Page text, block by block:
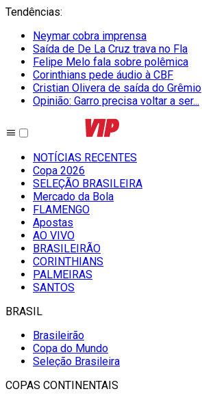
Tendências:
Neymar cobra imprensa
Saída de De La Cruz trava no Fla
Felipe Melo fala sobre polêmica
Corinthians pede áudio à CBF
Cristian Olivera de saída do Grêmio
Opinião: Garro precisa voltar a ser...
NOTÍCIAS RECENTES
Copa 2026
SELEÇÃO BRASILEIRA
Mercado da Bola
FLAMENGO
Apostas
AO VIVO
BRASILEIRÃO
CORINTHIANS
PALMEIRAS
SANTOS
BRASIL
Brasileirão
Copa do Mundo
Seleção Brasileira
COPAS CONTINENTAIS